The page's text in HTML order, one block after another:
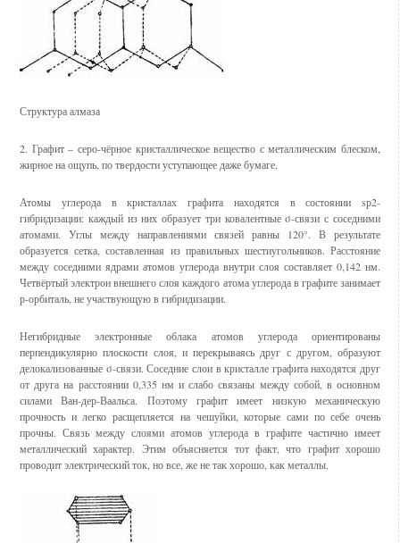
Структура алмаза
2. Графит – серо-чёрное кристаллическое вещество с металлическим блеском,
жирное на ощупь, по твердости уступающее даже бумаге.
Атомы углерода в кристаллах графита находятся в состоянии sр2-
гибридизации: каждый из них образует три ковалентные σ-связи с соседними
атомами. Углы между направлениями связей равны 120°. В результате
образуется сетка, составленная из правильных шестиугольников. Расстояние
между соседними ядрами атомов углерода внутри слоя составляет 0,142 нм.
Четвёртый электрон внешнего слоя каждого атома углерода в графите занимает
р-орбиталь, не участвующую в гибридизации.
Негибридные электронные облака атомов углерода ориентированы
перпендикулярно плоскости слоя, и перекрываясь друг с другом, образуют
делокализованные σ-связи. Соседние слои в кристалле графита находятся друг
от друга на расстоянии 0,335 нм и слабо связаны между собой, в основном
силами Ван-дер-Ваальса. Поэтому графит имеет низкую механическую
прочность и легко расщепляется на чешуйки, которые сами по себе очень
прочны. Связь между слоями атомов углерода в графите частично имеет
металлический характер. Этим объясняется тот факт, что графит хорошо
проводит электрический ток, но все, же не так хорошо, как металлы.